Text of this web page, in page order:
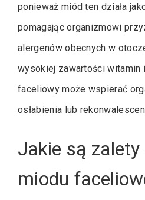
ponieważ miód ten działa
pomagając organizmowi
alergenów obecnych w
wysokiej zawartości witamin
faceliowy może wspierać
osłabienia lub
Jakie są
miodu